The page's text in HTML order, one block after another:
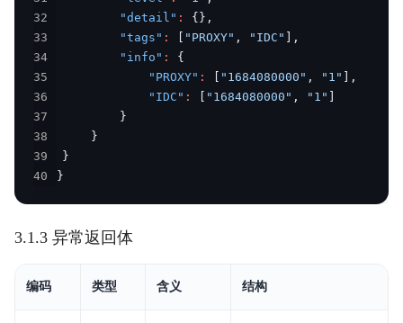
32
"detail" : {} ,
33
"tags" : [ "PROXY" , "IDC" ] ,
34
"info" :
{
35
"PROXY" : [ "1684080000" , "1" ] ,
36
"IDC" : [ "1684080000" , "1" ]
37
}
38
}
39
}
40
}
3.1.3 异常返回体
编码 类型 含义 结构